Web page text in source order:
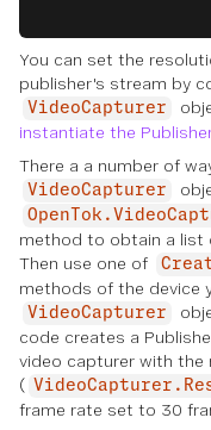
You can set the
publisher's stream by
VideoCapturer
instantiate the
There a a number of
VideoCapturer
method to obtain a list
Then use one of
methods of the device
VideoCapturer
code creates a
video capturer with
(
frame rate set to 30